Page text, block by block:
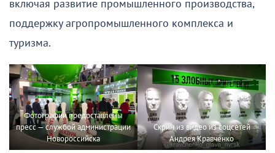
включая развитие промышленного производства,
поддержку агропромышленного комплекса и
туризма.
Фотографии предоставлены
пресс — службой администрации
Новороссийска
Скрин из видео из соцсетей
Андрея Кравченко